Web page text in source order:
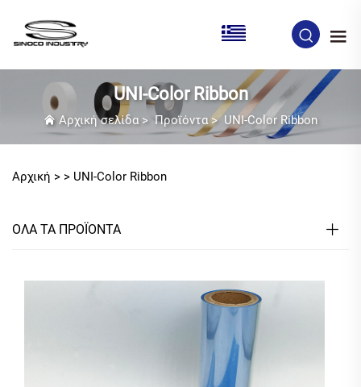
UNI-Color Ribbon
Αρχική σελίδα > Προϊόντα>UNI-Color Ribbon
Αρχική > > UNI-Color Ribbon
ΟΛΑ ΤΑ ΠΡΟΪΟΝΤΑ